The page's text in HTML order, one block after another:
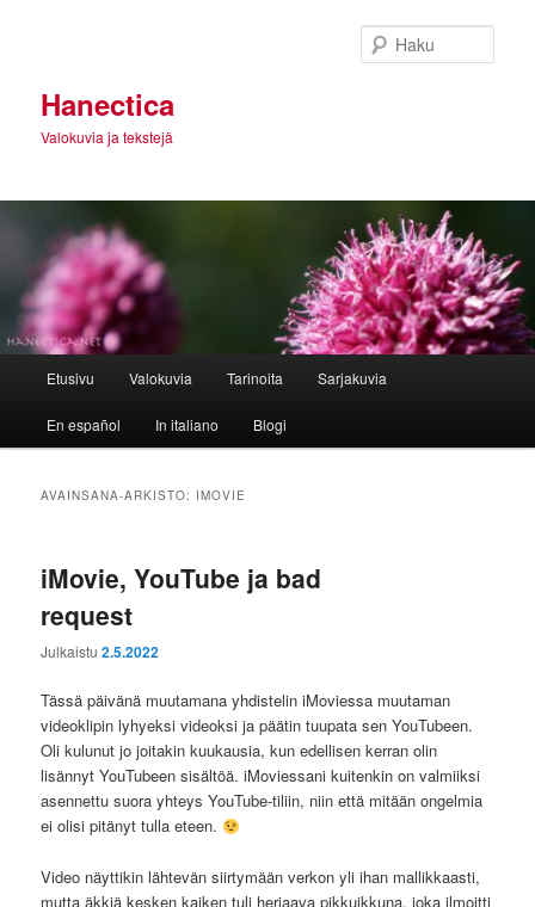
Hanectica
Valokuvia ja tekstejä
Etusivu Valokuvia Tarinoita Sarjakuvia
En español In italiano Blogi
AVAINSANA-ARKISTO: IMOVIE
iMovie, YouTube ja bad
request
Julkaistu2.5.2022
Tässä päivänä muutamana yhdistelin iMoviessa muutaman
videoklipin lyhyeksi videoksi ja päätin tuupata sen YouTubeen.
Oli kulunut jo joitakin kuukausia, kun edellisen kerran olin
lisännyt YouTubeen sisältöä. iMoviessani kuitenkin on valmiiksi
asennettu suora yhteys YouTube-tiliin, niin että mitään ongelmia
ei olisi pitänyt tulla eteen.
Video näyttikin lähtevän siirtymään verkon yli ihan mallikkaasti,
mutta äkkiä kesken kaiken tuli herjaava pikkuikkuna, joka ilmoitti